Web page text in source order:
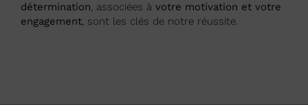
détermination, associées à votre motivation et votre
engagement, sont les clés de notre réussite.